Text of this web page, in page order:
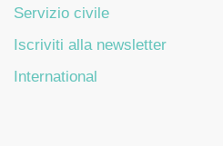
Servizio civile
Iscriviti alla newsletter
International